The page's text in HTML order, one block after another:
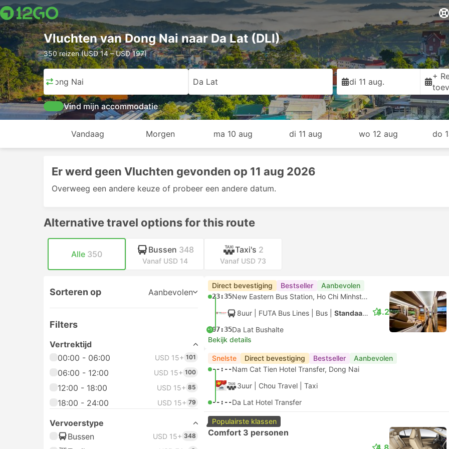
Vluchten van Dong Nai naar Da Lat (DLI)
350 reizen (USD 14 – USD 197)
Dong Nai Da Lat di 11 aug.
+
Vind mijn accommodatie
Vandaag Morgen ma 10 aug di 11 aug wo 12 aug do
Er werd geen Vluchten gevonden op 11 aug 2026
Overweeg een andere keuze of probeer een andere datum.
Alternative travel options for this route
Alle 350 Bussen 348
Vanaf USD 14
Taxi's 2
Vanaf USD 73
Sorteren op Aanbevolen
Filters
Vertrektijd
00:00 - 06:00
USD 15+ 101
06:00 - 12:00 USD 15+ 100
12:00 - 18:00 USD 15+ 85
18:00 - 24:00 USD 15+ 79
Vervoerstype
Bussen
USD 15+ 348
Direct bevestiging Bestseller Aanbevolen
23:35
New Eastern Bus Station, Ho Chi Minhstad
8uur | FUTA Bus Lines Bus Standaard AC
+107:35Da Lat Bushalte
4.2
Bekijk details
Snelste Direct bevestiging Bestseller Aanbevolen
--:--Nam Cat Tien Hotel Transfer, Dong Nai
3uur | Chou Travel Taxi
--:--Da Lat Hotel Transfer
Populairste klassen
Comfort 3 personen